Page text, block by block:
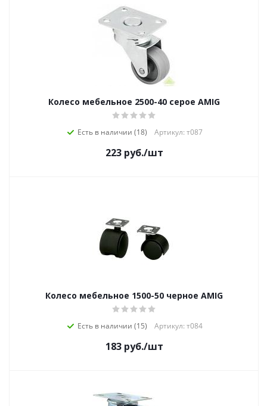
Колесо мебельное 2500-40 серое AMIG
Есть в наличии (18) Артикул: т087
223руб./шт
Колесо мебельное 1500-50 черное AMIG
Есть в наличии (15) Артикул: т084
183руб./шт